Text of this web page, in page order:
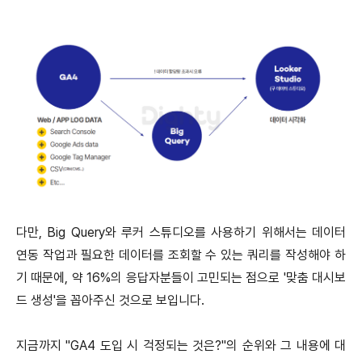
다만, Big Query와 루커 스튜디오를 사용하기 위해서는 데이터
연동 작업과 필요한 데이터를 조회할 수 있는 쿼리를 작성해야 하
기 때문에, 약 16%의 응답자분들이 고민되는 점으로 '맞춤 대시보
드 생성'을 꼽아주신 것으로 보입니다.
지금까지 "GA4 도입 시 걱정되는 것은?"의 순위와 그 내용에 대